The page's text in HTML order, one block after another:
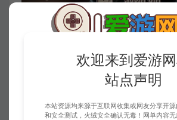
欢迎来到爱游
站点声明
本站资源均来源于互联网收集或网友分享开
和安全测试，火绒安全确认无毒！网单内容